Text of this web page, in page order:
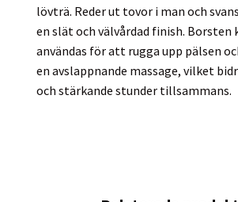
lövträ. Reder ut tovor i man och
en slät och välvårdad finish. Borsten
användas för att rugga upp pälsen
en avslappnande massage, vilket
och stärkande stunder tillsammans.